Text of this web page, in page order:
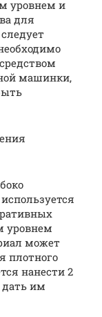
уровнем и
для
машинки,
уровнем
может
плотного
нанести 2
дать им